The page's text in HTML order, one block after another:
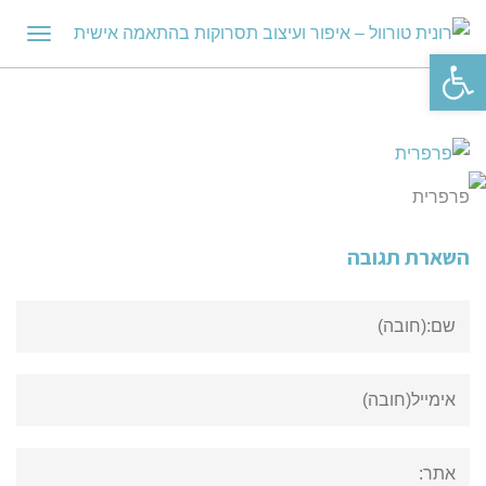
פרפרית
השארת תגובה
פתח סרגל נגישות